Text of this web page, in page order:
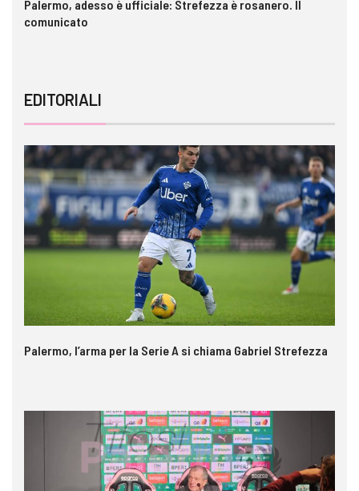
Palermo, adesso è ufficiale: Strefezza è rosanero. Il
comunicato
EDITORIALI
Palermo, l’arma per la Serie A si chiama Gabriel Strefezza